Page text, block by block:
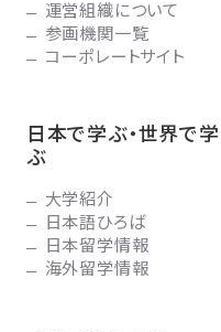
運営組織について
参画機関一覧
コーポレートサイト
日本で学ぶ・世界で学
ぶ
大学紹介
日本語ひろば
日本留学情報
海外留学情報